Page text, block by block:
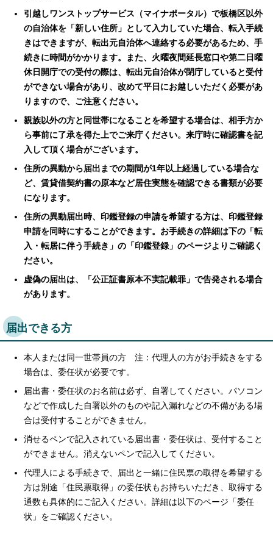
引越しワンストップサービス（マイナポータル）で板橋区以外
の自治体を「新しい住所」として入力していた場合、転入手続
きはできますが、転出元自治体へ連絡する必要があるため、手
続きに時間がかかります。また、火曜夜間延長窓口や第二日曜
休日開庁での受付の際は、転出元自治体が閉庁していると受付
ができない場合があり、改めて平日にお越しいただく必要があ
りますので、ご注意ください。
親族以外の方と同世帯になることを希望する場合は、相手方か
ら事前に了承を得た上でご来庁ください。来庁時に確認書を記
入して頂く場合がございます。
住所の異動から届出までの期間が1年以上経過している場合な
ど、賃貸借契約書の原本など居住実態を確認できる書類が必要
になります。
住所の異動届出時、印鑑登録の申請を希望する方は、印鑑登録
申請を同時にすることができます。お手続きの詳細は下の「転
入・転居に伴う手続き」の「印鑑登録」のページよりご確認く
ださい。
虚偽の届出は、「公正証書原本不実記載罪」で告発される場合
があります。
届出できる方
本人または同一世帯員の方 注：代理人の方がお手続きをする
場合は、委任状が必要です。
届出書・委任状のお名前は必ず、自署してください。パソコン
などで作成した自署以外のものや記入漏れなどの不備がある場
合は受付することができません。
消せるペンで記入されている届出書・委任状は、受付すること
ができません。消えないペンで記入してください。
代理人による手続きで、届出と一緒に住民票の取得を希望する
方は別途「住民票取得」の委任状もお持ちいただき、取得する
通数も具体的にご記入ください。詳細は以下のページ「委任
状」をご確認ください。